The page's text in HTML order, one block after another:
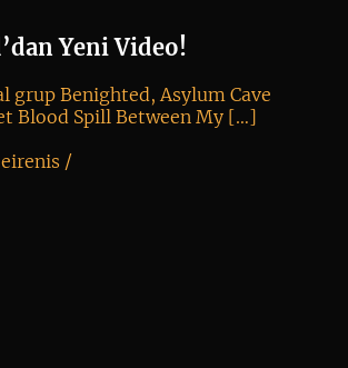
Yeni Video!
grup Benighted, Asylum Cave
Blood Spill Between My […]
eirenis /